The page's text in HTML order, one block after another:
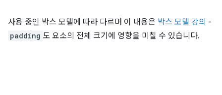
사용 중인 박스 모델에 따라 다르며 이 내용은 박스 모델 강의 -
padding 도 요소의 전체 크기에 영향을 미칠 수 있습니다.